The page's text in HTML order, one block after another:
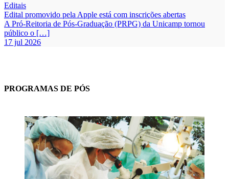
Editais
Edital promovido pela Apple está com inscrições abertas
A Pró-Reitoria de Pós-Graduação (PRPG) da Unicamp tornou
público o […]
17 jul 2026
PROGRAMAS DE PÓS